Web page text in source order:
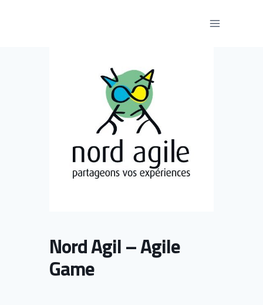
Nord Agil – Agile
Game